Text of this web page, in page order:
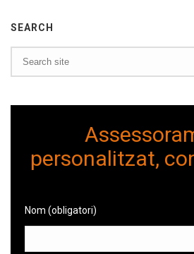
SEARCH
personalitzat,
Nom (obligatori)